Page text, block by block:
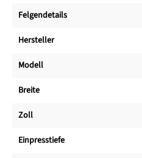
Felgendetails
Hersteller
Modell
Breite
Zoll
Einpresstiefe